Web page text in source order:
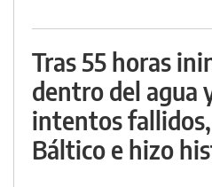
Tras 55 horas
dentro del agua
intentos
Báltico e hizo